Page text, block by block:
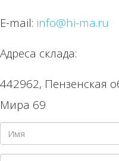
E-mail: info@hi-ma.ru
Адреса склада:
442962, Пензенская
Мира 69